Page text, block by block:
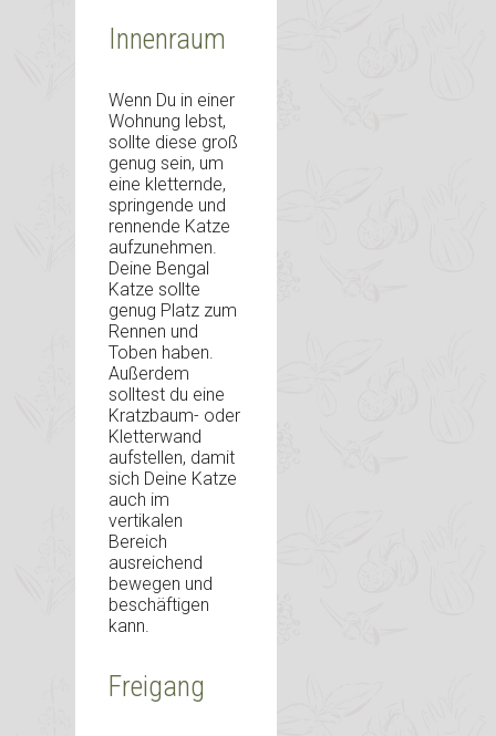
Innenraum
Wenn Du in einer
Wohnung lebst,
sollte diese groß
genug sein, um
eine kletternde,
springende und
rennende Katze
aufzunehmen.
Deine Bengal
Katze sollte
genug Platz zum
Rennen und
Toben haben.
Außerdem
solltest du eine
Kratzbaum- oder
Kletterwand
aufstellen, damit
sich Deine Katze
auch im
vertikalen
Bereich
ausreichend
bewegen und
beschäftigen
kann.
Freigang